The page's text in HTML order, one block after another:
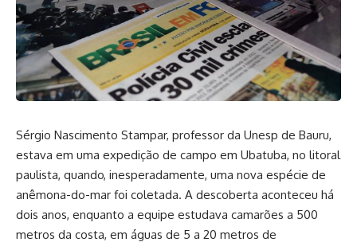
Sérgio Nascimento Stampar, professor da Unesp de Bauru,
estava em uma expedição de campo em Ubatuba, no litoral
paulista, quando, inesperadamente, uma nova espécie de
anêmona-do-mar foi coletada. A descoberta aconteceu há
dois anos, enquanto a equipe estudava camarões a 500
metros da costa, em águas de 5 a 20 metros de